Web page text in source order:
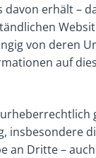
erhält –
von deren
auf
insbesondere
an Dritte –